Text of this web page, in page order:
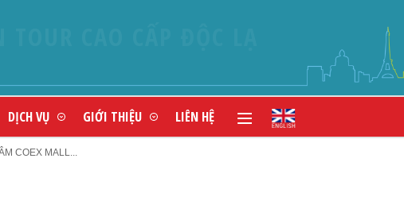
DỊCH VỤ GIỚI THIỆU LIÊN HỆ
COEX MALL...